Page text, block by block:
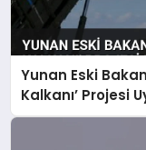
Yunan Eski
Kalkanı’ Projesi